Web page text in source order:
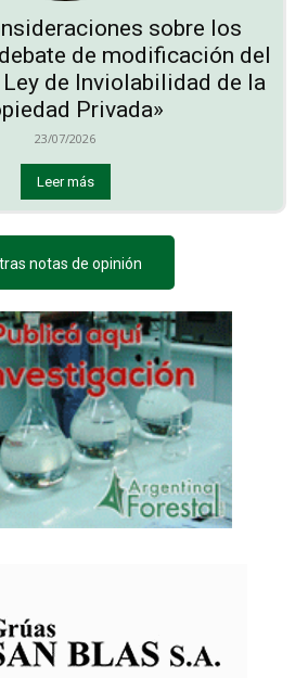
sobre los
de modificación del
de Inviolabilidad de la
Privada»
23/07/2026
Leer más
notas de opinión